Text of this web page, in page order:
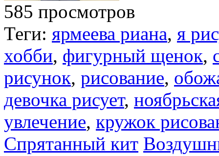
585 просмотров
Теги: ярмеева риана, я
хобби, фигурный щенок,
рисунок, рисование,
девочка рисует,
увлечение, кружок
Спрятанный кит